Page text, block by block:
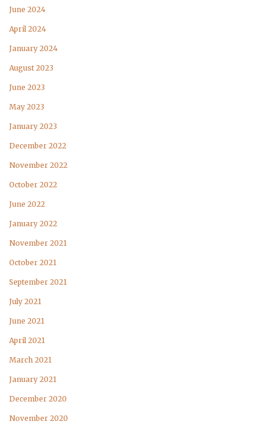
June 2024
April 2024
January 2024
August 2023
June 2023
May 2023
January 2023
December 2022
November 2022
October 2022
June 2022
January 2022
November 2021
October 2021
September 2021
July 2021
June 2021
April 2021
March 2021
January 2021
December 2020
November 2020